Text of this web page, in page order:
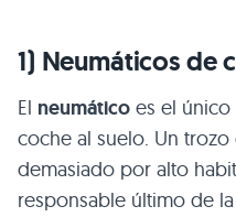
1) Neumáticos
El neumático es el
coche al suelo. Un
demasiado por alto
responsable último de